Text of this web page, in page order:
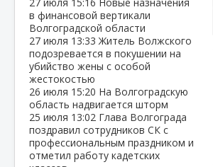
в финансовой вертикали
Волгоградской области
27 июля 13:33Житель Волжского
подозревается в покушении на
убийство жены с особой
жестокостью
26 июля 15:20 На Волгоградскую
область надвигается шторм
25 июля 13:02 Глава Волгограда
поздравил сотрудников СК с
профессиональным праздником и
отметил работу кадетских